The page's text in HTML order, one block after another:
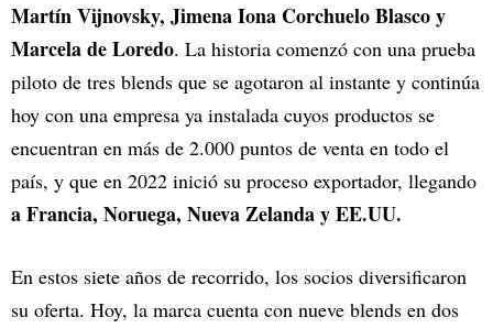
Martín Vijnovsky, Jimena Iona Corchuelo Blasco y
Marcela de Loredo. La historia comenzó con una prueba
piloto de tres blends que se agotaron al instante y continúa
hoy con una empresa ya instalada cuyos productos se
encuentran en más de 2.000 puntos de venta en todo el
país, y que en 2022 inició su proceso exportador, llegando
a Francia, Noruega, Nueva Zelanda y EE.UU.
En estos siete años de recorrido, los socios diversificaron
su oferta. Hoy, la marca cuenta con nueve blends en dos